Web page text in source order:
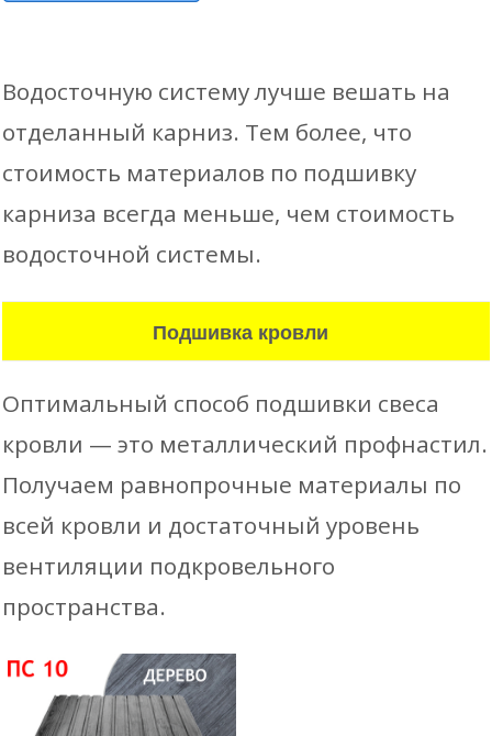
Водосточную систему лучше вешать на
отделанный карниз. Тем более, что
стоимость материалов по подшивку
карниза всегда меньше, чем стоимость
водосточной системы.
Подшивка кровли
Оптимальный способ подшивки свеса
кровли — это металлический профнастил.
Получаем равнопрочные материалы по
всей кровли и достаточный уровень
вентиляции подкровельного
пространства.